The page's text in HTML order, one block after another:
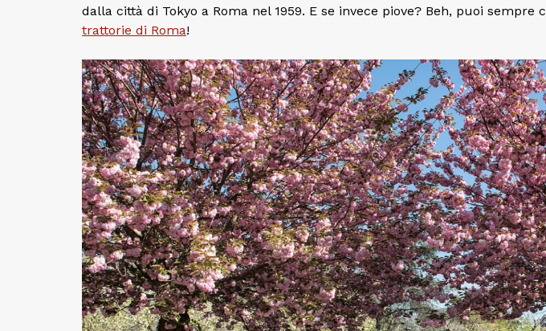
dalla città di Tokyo a Roma nel 1959. E se invece piove? Beh, puoi sempre
trattorie di Roma!